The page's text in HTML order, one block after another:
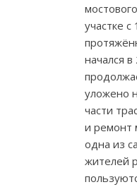
участке
начался
уложено
части
и ремонт
одна из
жителей